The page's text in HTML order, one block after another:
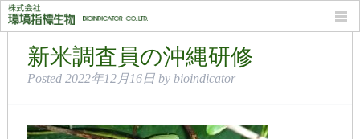
月別: 2022年12月
新米調査員の沖縄研修
Posted 2022年12月16日 by bioindicator